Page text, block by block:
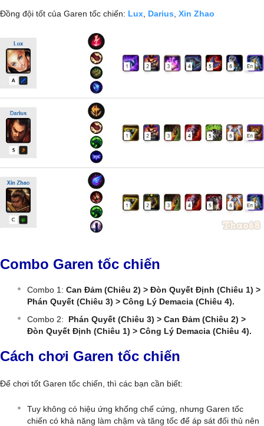
Đồng đội tốt của Garen tốc chiến: Lux, Darius, Xin Zhao
Combo Garen tốc chiến
Combo 1: Can Đảm (Chiêu 2) > Đòn Quyết Định (Chiêu 1) >
Phán Quyết (Chiêu 3) > Công Lý Demacia (Chiêu 4).
Combo 2: Phán Quyết (Chiêu 3) > Can Đảm (Chiêu 2) >
Đòn Quyết Định (Chiêu 1) > Công Lý Demacia (Chiêu 4).
Cách chơi Garen tốc chiến
Để chơi tốt Garen tốc chiến, thì các bạn cần biết:
Tuy không có hiệu ứng khống chế cứng, nhưng Garen tốc
chiến có khả năng làm chậm và tăng tốc để áp sát đối thủ nên